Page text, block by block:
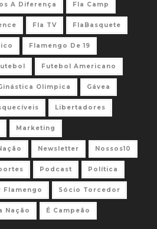
A Diferença Fla Camp
Fla TV FlaBasquete
Flamengo De 19
Futebol Americano
Olimpica Gávea
Libertadores
Marketing
Newsletter Nossos10
Podcast Política
Flamengo Sócio Torcedor
Nação É Campeão